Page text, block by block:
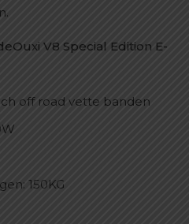
V8 Special Edition E-
off road vette banden
150KG